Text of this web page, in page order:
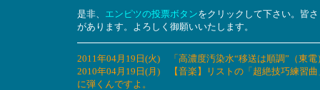
是非、 エンピツの投票ボタンをクリックして下さい。皆
があります。よろしく御願いいたします。
2011年04月19日(火) 「高濃度汚染水“移送は順調”（東
2010年04月19日(月) 【音楽】リストの「超絶技巧練習
に弾くんですよ。